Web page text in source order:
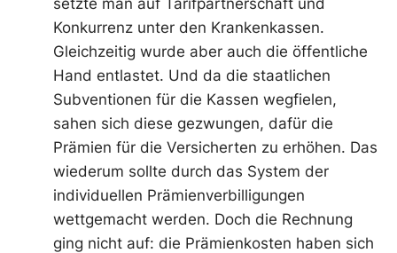
Konkurrenz unter den Krankenkassen.
Gleichzeitig wurde aber auch die öffentliche
Hand entlastet. Und da die staatlichen
Subventionen für die Kassen wegfielen,
sahen sich diese gezwungen, dafür die
Prämien für die Versicherten zu erhöhen. Das
wiederum sollte durch das System der
individuellen Prämienverbilligungen
wettgemacht werden. Doch die Rechnung
ging nicht auf: die Prämienkosten haben sich